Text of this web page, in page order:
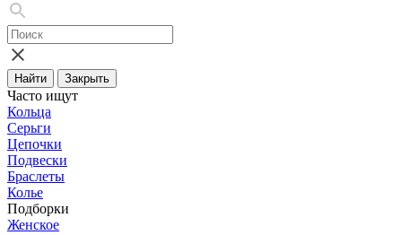
Найти Закрыть
Часто ищут
Кольца
Серьги
Цепочки
Подвески
Браслеты
Колье
Подборки
Женское